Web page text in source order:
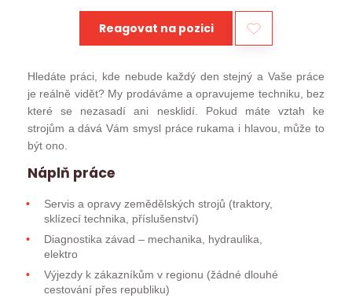
Reagovat na pozici
Hledáte práci, kde nebude každý den stejný a Vaše práce
je reálně vidět? My prodáváme a opravujeme techniku, bez
které se nezasadí ani nesklidí. Pokud máte vztah ke
strojům a dává Vám smysl práce rukama i hlavou, může to
být ono.
Náplň práce
Servis a opravy zemědělských strojů (traktory,
sklízecí technika, příslušenství)
Diagnostika závad – mechanika, hydraulika,
elektro
Výjezdy k zákazníkům v regionu (žádné dlouhé
cestování přes republiku)